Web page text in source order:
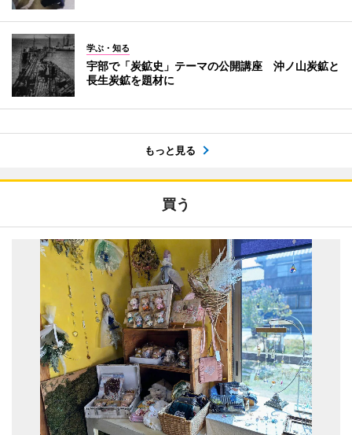
学ぶ・知る
宇部で「炭鉱史」テーマの公開講座 沖ノ山炭鉱と
長生炭鉱を題材に
もっと見る
買う